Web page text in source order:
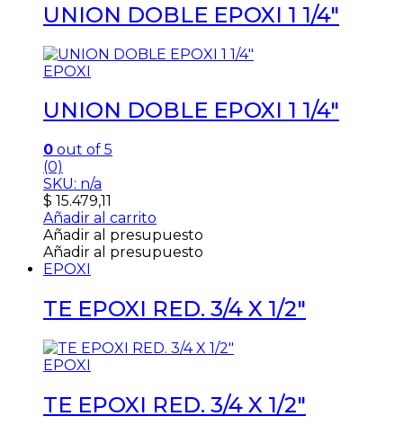
UNION DOBLE EPOXI 1 1/4″
EPOXI
UNION DOBLE EPOXI 1 1/4″
0 out of 5
(0)
SKU: n/a
$ 15.479,11
Añadir al carrito
Añadir al presupuesto
Añadir al presupuesto
EPOXI
TE EPOXI RED. 3/4 X 1/2″
EPOXI
TE EPOXI RED. 3/4 X 1/2″